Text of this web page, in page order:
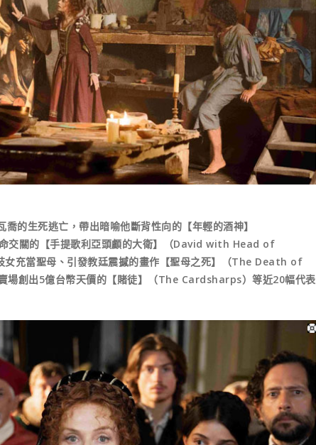
喬的生死逃亡，帶出暗喻他斷背性向的【年輕的酒神】
交關的【手提歌利亞頭顱的大衛】（David with Head of
充當聖母、引發教廷震撼的畫作【聖母之死】（The Death of
創出5億台幣天價的【賭徒】（The Cardsharps）等近20幅代表